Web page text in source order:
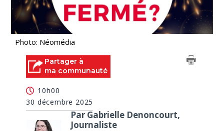
Photo: Néomédia
Partager à
ma communauté
10h00
30 décembre 2025
Par Gabrielle Denoncourt,
Journaliste